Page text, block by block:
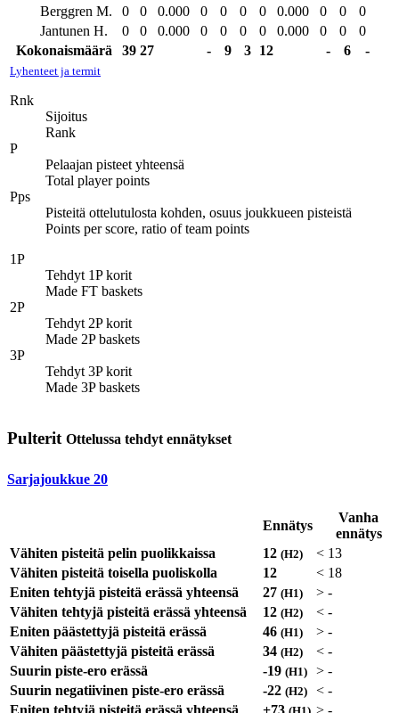
Berggren M.
0 0 0.000 0 0 0 0 0.000 0 0
0
Jantunen H.
0 0 0.000 0 0 0 0 0.000 0 0
0
Kokonaismäärä
39 27 - 9 3 12 - 6 -
Lyhenteet ja termit
Rnk
Sijoitus
Rank
P
Pelaajan pisteet yhteensä
Total player points
Pps
Pisteitä ottelutulosta kohden, osuus joukkueen pisteistä
Points per score, ratio of team points
1P
Tehdyt 1P korit
Made FT baskets
2P
Tehdyt 2P korit
Made 2P baskets
3P
Tehdyt 3P korit
Made 3P baskets
Pulterit Ottelussa tehdyt ennätykset
Sarjajoukkue 20
Ennätys
Vanha
ennätys
Vähiten pisteitä pelin puolikkaissa
12 (H2) < 13
Vähiten pisteitä toisella puoliskolla
12 < 18
Eniten tehtyjä pisteitä erässä yhteensä
27 (H1) > -
Vähiten tehtyjä pisteitä erässä yhteensä
12 (H2) < -
Eniten päästettyjä pisteitä erässä
46 (H1) > -
Vähiten päästettyjä pisteitä erässä
34 (H2) < -
Suurin piste-ero erässä
-19 (H1) > -
Suurin negatiivinen piste-ero erässä
-22 (H2) < -
Eniten tehtyjä pisteitä erässä yhteensä
+73 > -